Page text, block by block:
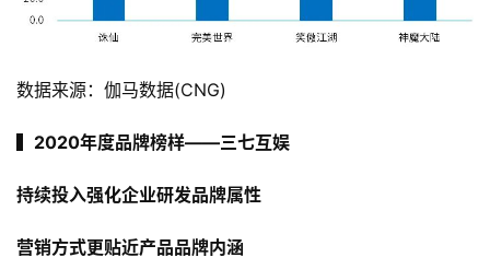
三
茶
数据来源：伽马数据(CNG)
▍2020年度品牌榜样——三七互娱
持续投入强化企业研发品牌属性
营销方式更贴近产品品牌内涵